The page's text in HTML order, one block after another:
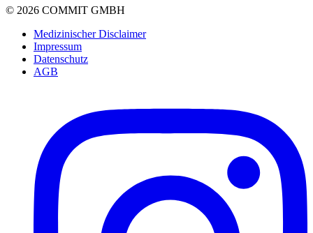
© 2026 COMMIT GMBH
Medizinischer Disclaimer
Impressum
Datenschutz
AGB